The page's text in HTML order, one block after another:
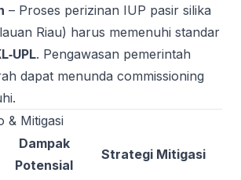
– Proses perizinan IUP pasir silika
Riau) harus memenuhi standar
. Pengawasan pemerintah
dapat menunda commissioning
& Mitigasi
Dampak
Potensial
Strategi Mitigasi